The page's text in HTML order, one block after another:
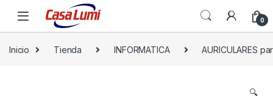
0
Inicio Tienda INFORMATICA AURICULARES
🔍